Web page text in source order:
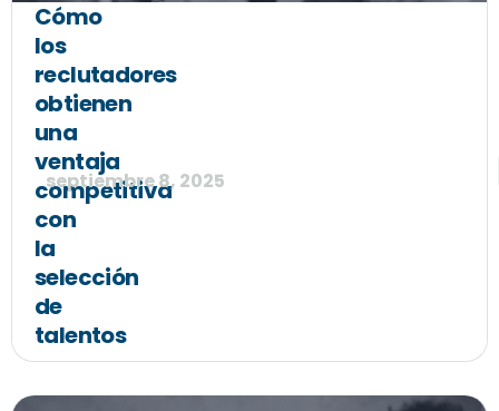
Cómo
los
reclutadores
obtienen
una
ventaja
competitiva
con
la
selección
de
talentos
septiembre 8, 2025